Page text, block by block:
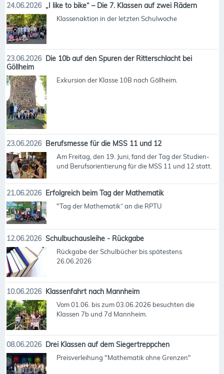
24.06.2026 „I like to bike“ – Die 7. Klassen auf zwei Rädern
Klassenaktion in der letzten Schulwoche
23.06.2026 Die 10b auf den Spuren der Ritterschlacht bei
Göllheim
Exkursion der Klasse 10B nach Göllheim.
23.06.2026 Berufsmesse für die MSS 11 und 12
Am Freitag, den 19. Juni, fand der Tag der Studien-
und Berufsorientierung für die MSS 11 und 12 statt.
21.06.2026 Erfolgreich beim Tag der Mathematik
"Tag der Mathematik“ an die RPTU
12.06.2026 Schulbuchausleihe - Rückgabe
Rückgabe der Schulbücher bis spätestens
26.06.2026
10.06.2026 Klassenfahrt nach Mannheim
Vom 01.06. bis zum 03.06.2026 besuchten die
Klassen 7b und 7d Mannheim.
08.06.2026 Drei Klassen auf dem Siegertreppchen
Preisverleihung "Mathematik ohne Grenzen"